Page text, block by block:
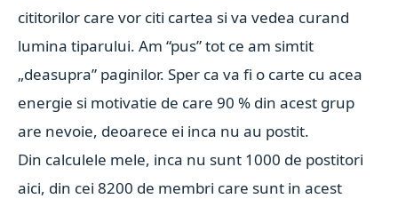
cititorilor care vor citi cartea si va vedea curand
lumina tiparului. Am “pus” tot ce am simtit
„deasupra” paginilor. Sper ca va fi o carte cu acea
energie si motivatie de care 90 % din acest grup
are nevoie, deoarece ei inca nu au postit.
Din calculele mele, inca nu sunt 1000 de postitori
aici, din cei 8200 de membri care sunt in acest